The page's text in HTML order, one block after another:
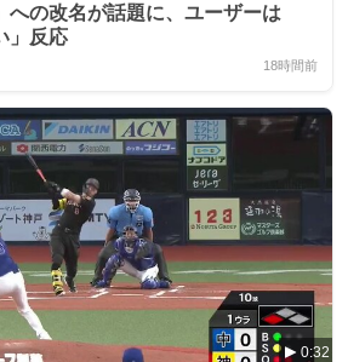
への改名が話題に、ユーザーは
」反応
18時間前
0:32